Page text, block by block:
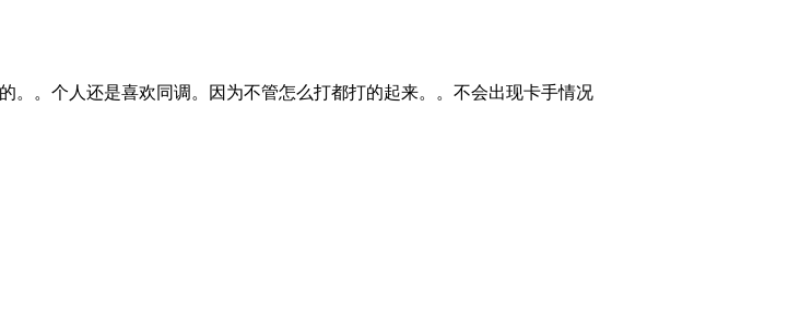
。个人还是喜欢同调。因为不管怎么打都打的起来。。不会出现卡手情况